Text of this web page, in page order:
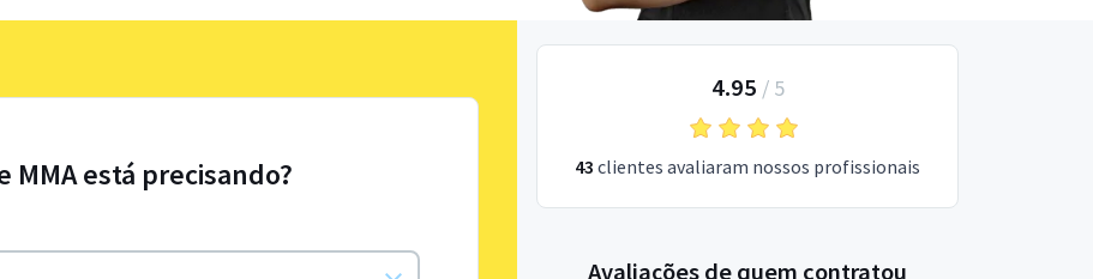
MMA está precisando?
4.95 / 5
43 clientes avaliaram nossos profissionais
Avaliações de quem contratou